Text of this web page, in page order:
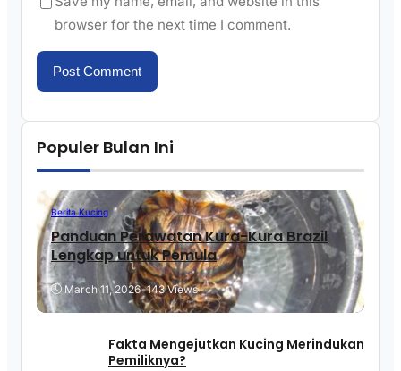
browser for the next time I comment.
Populer Bulan Ini
Berita Kucing
Panduan Perawatan Kura-Kura Brazil
Lengkap untuk Pemula
March 11, 2026•143 Views
Fakta Mengejutkan Kucing Merindukan
Pemiliknya?